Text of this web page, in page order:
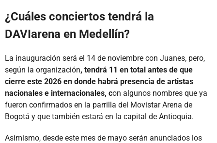
¿Cuáles conciertos tendrá la
DAVIarena en Medellín?
La inauguración será el 14 de noviembre con Juanes, pero,
según la organización, tendrá 11 en total antes de que
cierre este 2026 en donde habrá presencia de artistas
nacionales e internacionales, con algunos nombres que ya
fueron confirmados en la parrilla del Movistar Arena de
Bogotá y que también estará en la capital de Antioquia.
Asimismo, desde este mes de mayo serán anunciados los